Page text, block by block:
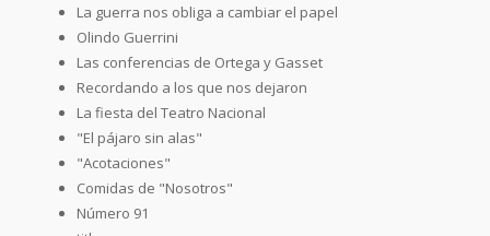
La guerra nos obliga a cambiar el papel
Olindo Guerrini
Las conferencias de Ortega y Gasset
Recordando a los que nos dejaron
La fiesta del Teatro Nacional
"El pájaro sin alas"
"Acotaciones"
Comidas de "Nosotros"
Número 91